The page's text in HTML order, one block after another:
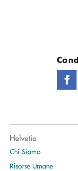
Helvetia
Chi Siamo
Risorse Umane